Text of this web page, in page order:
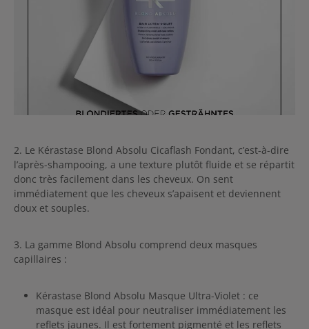
2. Le Kérastase Blond Absolu Cicaflash Fondant, c’est-à-dire
l’après-shampooing, a une texture plutôt fluide et se répartit
donc très facilement dans les cheveux. On sent
immédiatement que les cheveux s’apaisent et deviennent
doux et souples.
3. La gamme Blond Absolu comprend deux masques
capillaires :
Kérastase Blond Absolu Masque Ultra-Violet : ce
masque est idéal pour neutraliser immédiatement les
reflets jaunes. Il est fortement pigmenté et les reflets